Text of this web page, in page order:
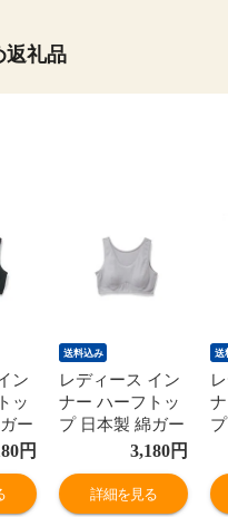
返礼品
ン
ッ
ー
マ
ン
円
送料込み
レディース イン
ナー ハーフトッ
プ 日本製 綿ガー
ゼ 年間 スーピマ
綿100% コットン
100 ブラトップ
3,180円
詳細を見る
送